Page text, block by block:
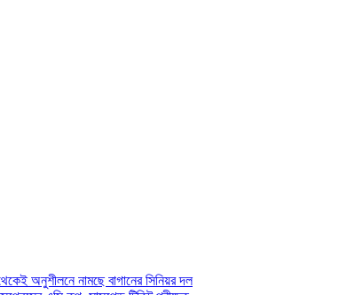
অনুশীলনে নামছে বাগানের সিনিয়র দল